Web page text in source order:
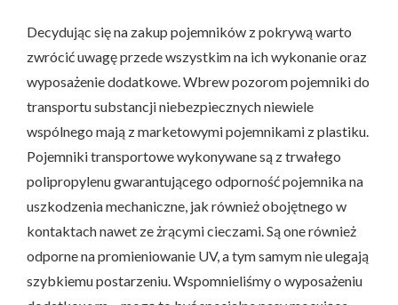
Decydując się na zakup pojemników z pokrywą warto
zwrócić uwagę przede wszystkim na ich wykonanie oraz
wyposażenie dodatkowe. Wbrew pozorom pojemniki do
transportu substancji niebezpiecznych niewiele
wspólnego mają z marketowymi pojemnikami z plastiku.
Pojemniki transportowe wykonywane są z trwałego
polipropylenu gwarantującego odporność pojemnika na
uszkodzenia mechaniczne, jak również obojętnego w
kontaktach nawet ze żrącymi cieczami. Są one również
odporne na promieniowanie UV, a tym samym nie ulegają
szybkiemu postarzeniu. Wspomnieliśmy o wyposażeniu